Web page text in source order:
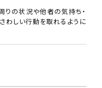
りの状況や他者の気持ち・
わしい行動を取れるように